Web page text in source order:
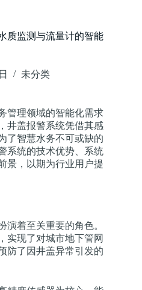
质监测与流量计的智能
未分类
管理领域的智能化需求
井盖报警系统凭借其感
了智慧水务不可或缺的
系统的技术优势、系统
景，以期为行业用户提
演着至关重要的角色。
实现了对城市地下管网
防了因井盖异常引发的